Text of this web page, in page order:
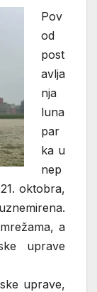
Pov
od
post
avlja
nja
luna
par
ka u
nep
oktobra,
a
uprave
uprave,